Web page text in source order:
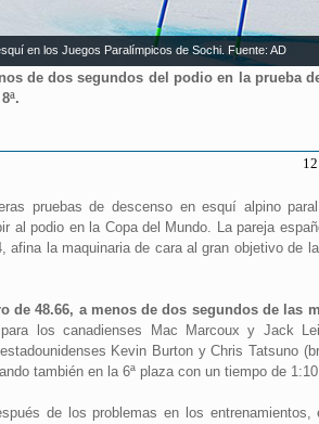
en los Juegos Paralímpicos de Sochi. Fuente: AD
de dos segundos del podio en la prueba
pruebas de descenso en esquí alpino
al podio en la Copa del Mundo. La pareja
la maquinaria de cara al gran objetivo de
de 48.66, a menos de dos segundos de las
los canadienses Mac Marcoux y Jack
Kevin Burton y Chris Tatsuno
también en la 6ª plaza con un tiempo de
de los problemas en los entrenamientos,